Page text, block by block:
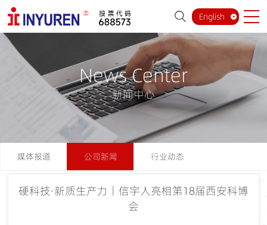
English
News Center
新闻中心
媒体报道 公司新闻 行业动态
硬科技·新质生产力丨信宇人亮相第18届西安科博
会